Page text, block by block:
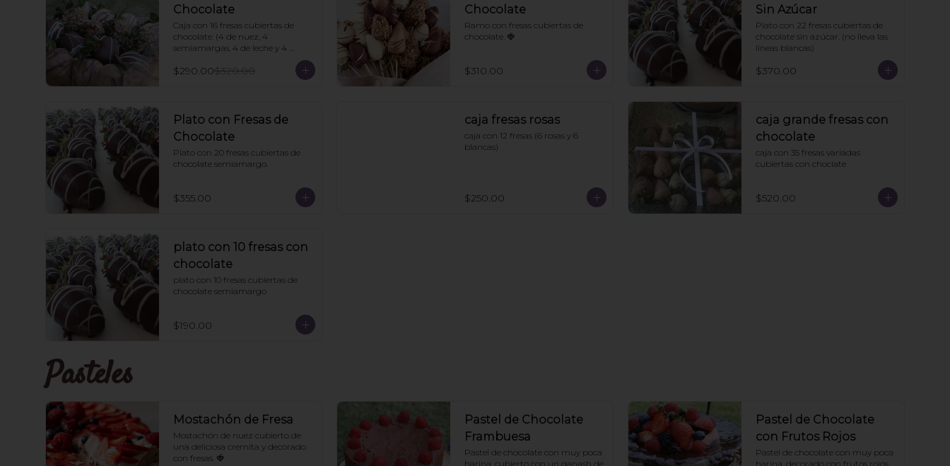
Chocolate
Caja con 16 fresas cubiertas de
chocolate. (4 de nuez, 4
semiamargas, 4 de leche y 4
$290.00$320.00
Chocolate
Ramo con fresas cubiertas de
chocolate. 🍓
$310.00
Sin Azúcar
Plato con 22 fresas cubiertas de
chocolate sin azúcar. (no lleva las
líneas blancas)
$370.00
Plato con Fresas de
Chocolate
Plato con 20 fresas cubiertas de
chocolate semiamargo.
$355.00
caja fresas rosas
caja con 12 fresas (6 rosas y 6
blancas)
$250.00
caja grande fresas con
chocolate
caja con 35 fresas variadas
cubiertas con choclate
$520.00
plato con 10 fresas con
chocolate
plato con 10 fresas cubiertas de
chocolate semiamargo
$190.00
Pasteles
Mostachón de Fresa
Mostachón de nuez cubierto de
una deliciosa cremita y decorado
con fresas. 🍓
Pastel de Chocolate
Frambuesa
Pastel de chocolate con muy poca
harina, cubierto con un ganash de
Pastel de Chocolate
con Frutos Rojos
Pastel de chocolate con muy poca
harina, decorado con frutos rojos.